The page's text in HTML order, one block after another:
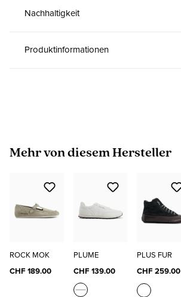
Nachhaltigkeit
Produktinformationen
Produktgalerie überspringen
Mehr von diesem Hersteller
ROCK MOK
CHF 189.00
PLUME
CHF 139.00
PLUS FUR
CHF 259.00